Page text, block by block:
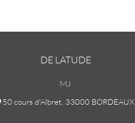
DE LATUDE
MJ
50 cours d'Albret, 33000 BORDEAUX